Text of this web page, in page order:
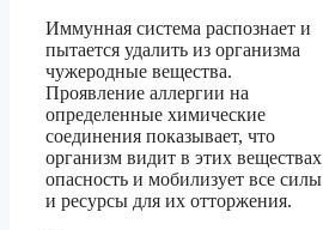
Иммунная система распознает и
пытается удалить из организма
чужеродные вещества.
Проявление аллергии на
определенные химические
соединения показывает, что
организм видит в этих веществах
опасность и мобилизует все силы
и ресурсы для их отторжения.